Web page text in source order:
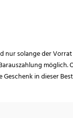
nur solange der
Geschenk in dieser